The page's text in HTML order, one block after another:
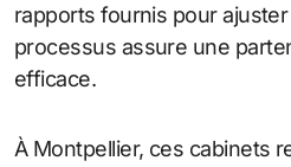
rapports fournis pour
processus assure une
efficace.
À Montpellier, ces cabinets